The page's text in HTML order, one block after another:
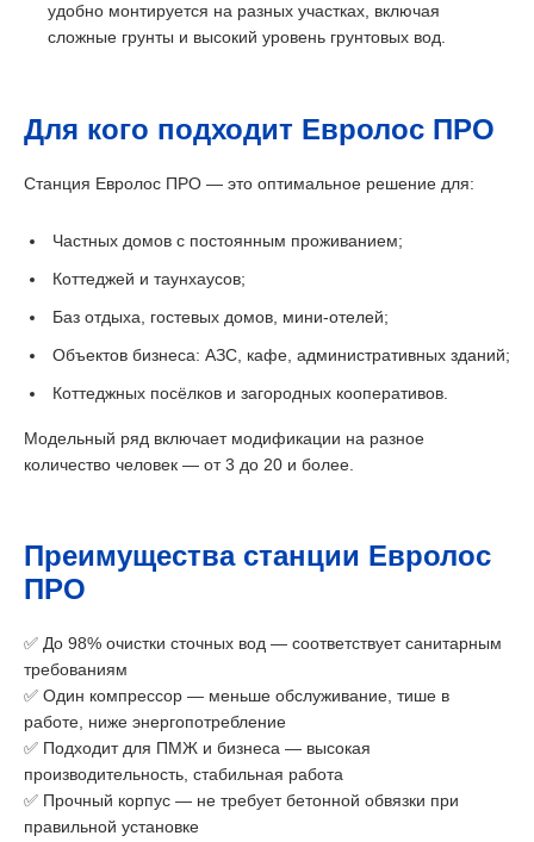
удобно монтируется на разных участках, включая
сложные грунты и высокий уровень грунтовых вод.
Для кого подходит Евролос ПРО
Станция Евролос ПРО — это оптимальное решение для:
Частных домов с постоянным проживанием;
Коттеджей и таунхаусов;
Баз отдыха, гостевых домов, мини-отелей;
Объектов бизнеса: АЗС, кафе, административных зданий;
Коттеджных посёлков и загородных кооперативов.
Модельный ряд включает модификации на разное
количество человек — от 3 до 20 и более.
Преимущества станции Евролос
ПРО
✅ До 98% очистки сточных вод — соответствует санитарным
требованиям
✅ Один компрессор — меньше обслуживание, тише в
работе, ниже энергопотребление
✅ Подходит для ПМЖ и бизнеса — высокая
производительность, стабильная работа
✅ Прочный корпус — не требует бетонной обвязки при
правильной установке